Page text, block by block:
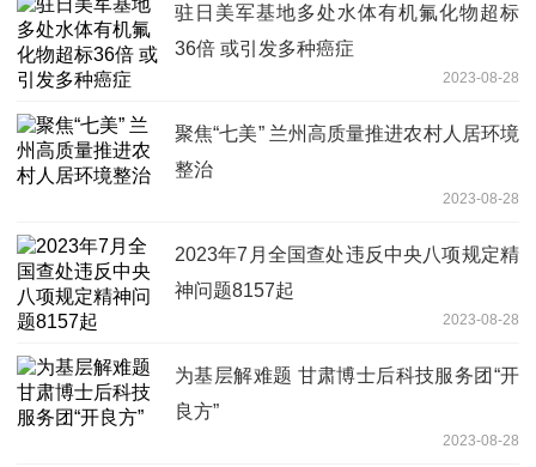
驻日美军基地多处水体有机氟化物超标
36倍 或引发多种癌症
2023-08-28
聚焦“七美” 兰州高质量推进农村人居环境
整治
2023-08-28
2023年7月全国查处违反中央八项规定精
神问题8157起
2023-08-28
为基层解难题 甘肃博士后科技服务团“开
良方”
2023-08-28